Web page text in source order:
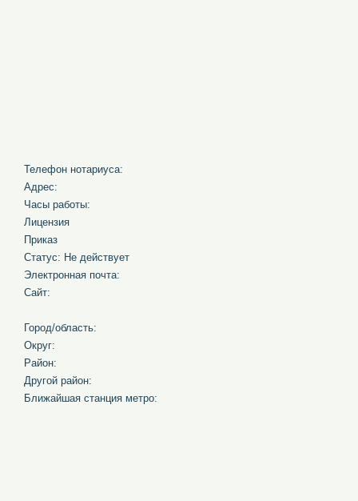
Телефон нотариуса:
Адрес:
Часы работы:
Лицензия
Приказ
Статус: Не действует
Электронная почта:
Сайт:
Город/область:
Округ:
Район:
Другой район:
Ближайшая станция метро: